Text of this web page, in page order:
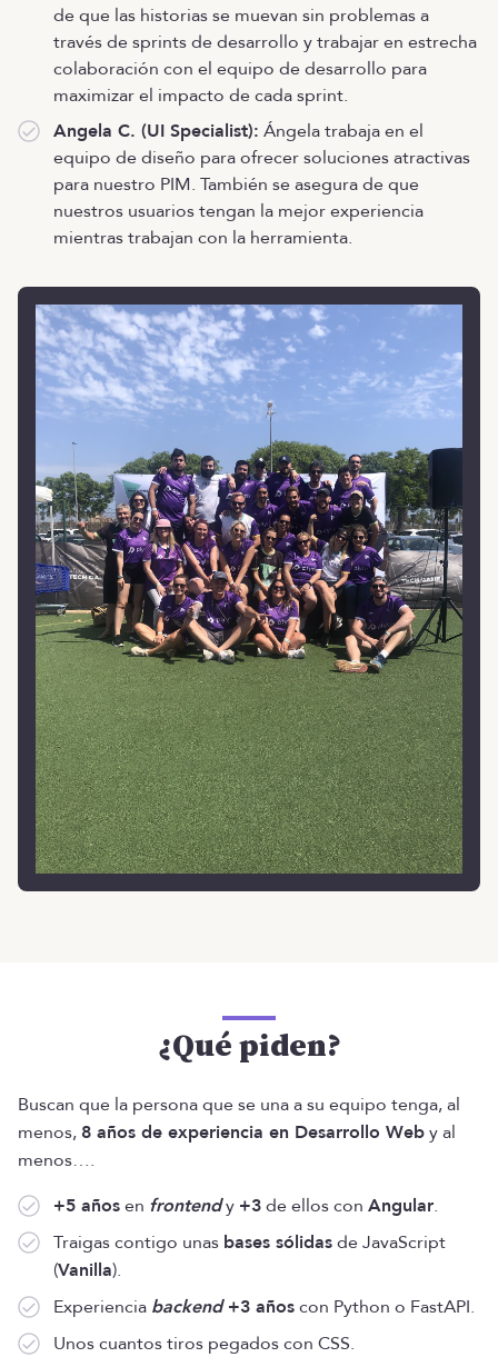
de que las historias se muevan sin problemas a
través de sprints de desarrollo y trabajar en estrecha
colaboración con el equipo de desarrollo para
maximizar el impacto de cada sprint.
Angela C. (UI Specialist): Ángela trabaja en el
equipo de diseño para ofrecer soluciones atractivas
para nuestro PIM. También se asegura de que
nuestros usuarios tengan la mejor experiencia
mientras trabajan con la herramienta.
¿Qué piden?
Buscan que la persona que se una a su equipo tenga, al
menos, 8 años de experiencia en Desarrollo Weby al
menos….
+5 añosen frontendy +3de ellos con Angular.
Traigas contigo unas bases sólidasde JavaScript
(Vanilla).
Experiencia backend+3 añoscon Python o FastAPI.
Unos cuantos tiros pegados con CSS.